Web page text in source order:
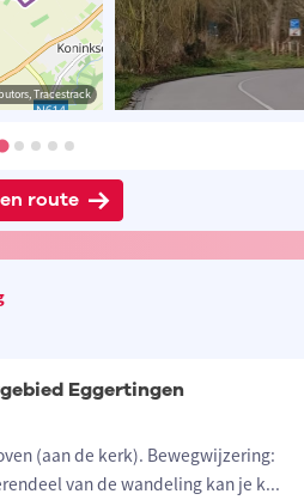
Tracestrack
route
Eggertingen
(aan de kerk). Bewegwijzering:
van de wandeling kan je k...